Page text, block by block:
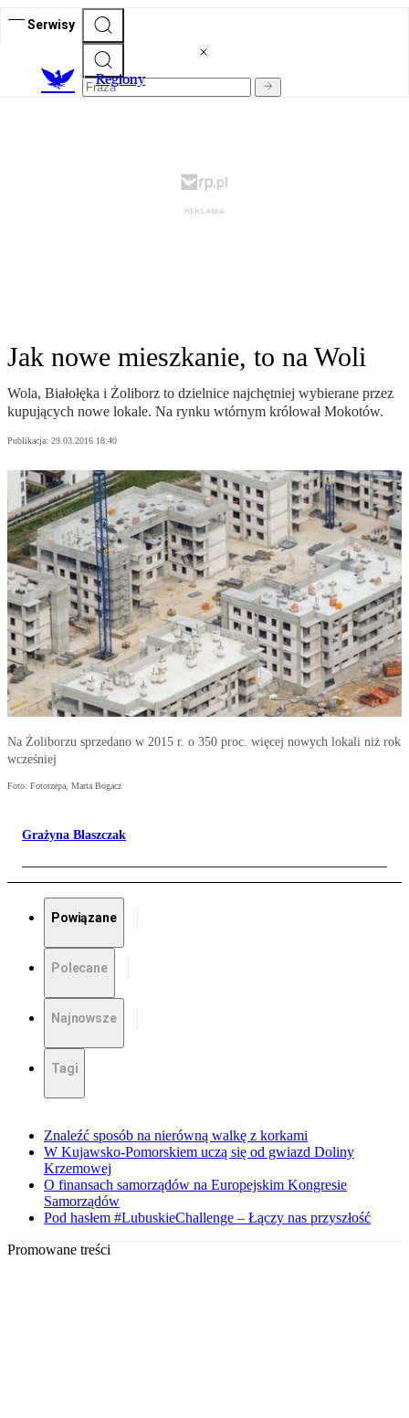
Serwisy
Regiony
Jak nowe mieszkanie, to na Woli
Wola, Białołęka i Żoliborz to dzielnice najchętniej wybierane przez
kupujących nowe lokale. Na rynku wtórnym królował Mokotów.
Publikacja: 29.03.2016 18:40
Na Żoliborzu sprzedano w 2015 r. o 350 proc. więcej nowych lokali niż rok
wcześniej
Foto: Fotorzepa, Marta Bogacz
Grażyna Błaszczak
Powiązane
Polecane
Najnowsze
Tagi
Znaleźć sposób na nierówną walkę z korkami
W Kujawsko-Pomorskiem uczą się od gwiazd Doliny
Krzemowej
O finansach samorządów na Europejskim Kongresie
Samorządów
Pod hasłem #LubuskieChallenge – Łączy nas przyszłość
Promowane treści